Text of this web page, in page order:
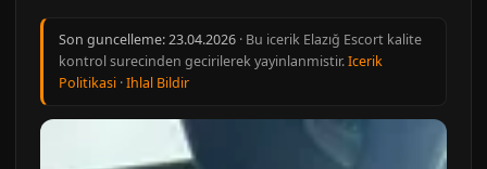
Son guncelleme:23.04.2026 · Bu icerik Elazığ Escort kalite
kontrol surecinden gecirilerek yayinlanmistir.Icerik
Politikasi ·Ihlal Bildir